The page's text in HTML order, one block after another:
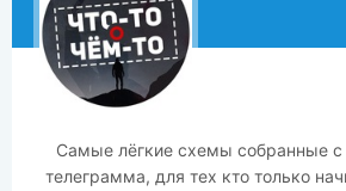
Самые лёгкие схемы собранные с
телеграмма, для тех кто только